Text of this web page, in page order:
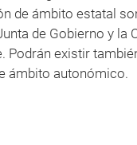
de ámbito estatal
de Gobierno y la
Podrán existir
ámbito autonómico.